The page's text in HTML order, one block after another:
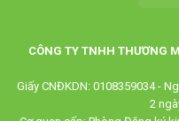
CÔNG TY TNHH THƯƠNG
Giấy CNĐKDN: 0108359034 -
2